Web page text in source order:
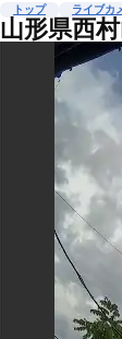
トップ ライブカ
山形県西